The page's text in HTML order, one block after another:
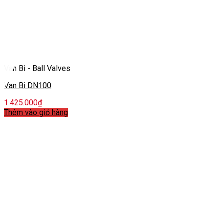
Van Bi - Ball Valves
Van Bi DN100
1.425.000₫
Thêm vào giỏ hàng